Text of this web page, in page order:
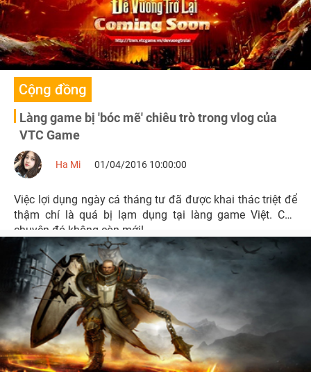
Cộng đồng
Làng game bị 'bóc mẽ' chiêu trò trong vlog của
VTC Game
Ha Mi 01/04/2016 10:00:00
Việc lợi dụng ngày cá tháng tư đã được khai thác triệt để
thậm chí là quá bị lạm dụng tại làng game Việt. Câu
chuyện đó không còn mới!